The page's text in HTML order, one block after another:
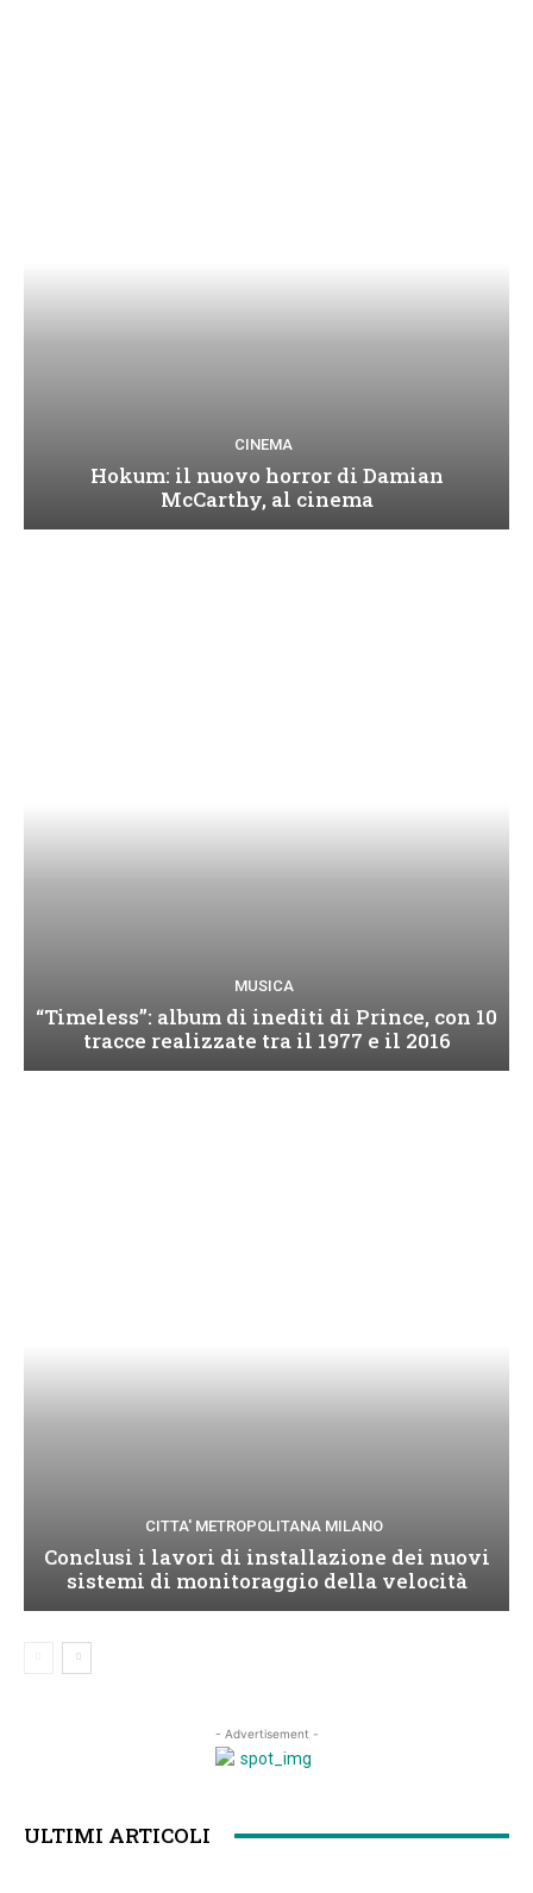
CINEMA
Hokum: il nuovo horror di Damian
McCarthy, al cinema
MUSICA
“Timeless”: album di inediti di Prince, con 10
tracce realizzate tra il 1977 e il 2016
CITTA' METROPOLITANA MILANO
Conclusi i lavori di installazione dei nuovi
sistemi di monitoraggio della velocità
- Advertisement -
ULTIMI ARTICOLI